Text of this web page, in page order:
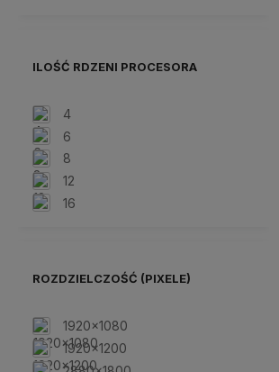
ILOŚĆ RDZENI PROCESORA
4
6
8
12
16
ROZDZIELCZOŚĆ (PIXELE)
1920x1080
1920x1200